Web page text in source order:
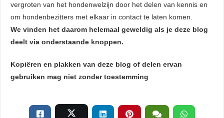
vergroten van het hondenwelzijn door het delen van kennis en
om hondenbezitters met elkaar in contact te laten komen.
We vinden het daarom helemaal geweldig als je deze blog
deelt via onderstaande knoppen.
Kopiëren en plakken van deze blog of delen ervan
gebruiken mag niet zonder toestemming